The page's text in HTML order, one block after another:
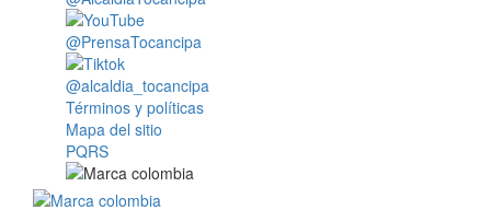
@PrensaTocancipa
@alcaldia_tocancipa
Términos y políticas
Mapa del sitio
PQRS